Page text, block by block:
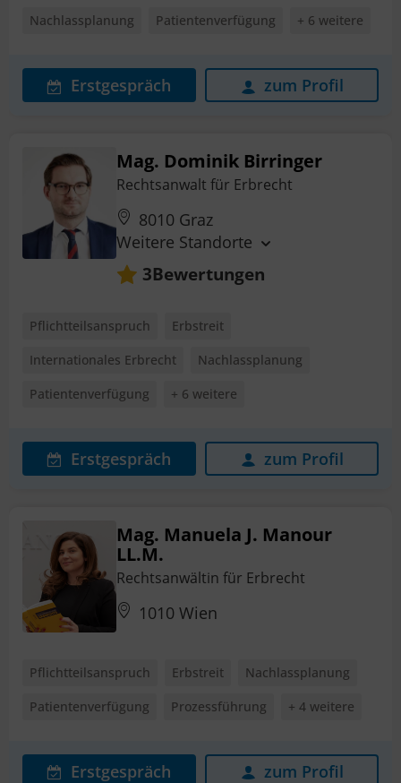
Nachlassplanung
Patientenverfügung + 6 weitere
Erstgespräch zum Profil
Mag. Dominik Birringer
Rechtsanwalt für Erbrecht
8010 Graz
Weitere Standorte
3Bewertungen
Pflichtteilsanspruch
Erbstreit
Internationales Erbrecht
Nachlassplanung
Patientenverfügung
+ 6 weitere
Erstgespräch zum Profil
Mag. Manuela J. Manour
LL.M.
Rechtsanwältin für Erbrecht
1010 Wien
Pflichtteilsanspruch Erbstreit
Nachlassplanung
Patientenverfügung
Prozessführung + 4 weitere
Erstgespräch zum Profil